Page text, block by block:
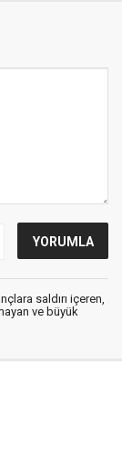
saldırı içeren,
ve büyük